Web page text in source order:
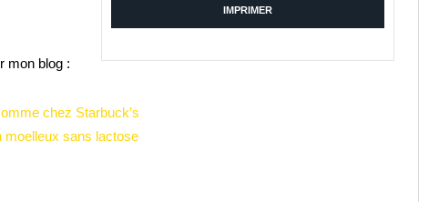
IMPRIMER
mon blog :
chez Starbuck’s
moelleux sans lactose